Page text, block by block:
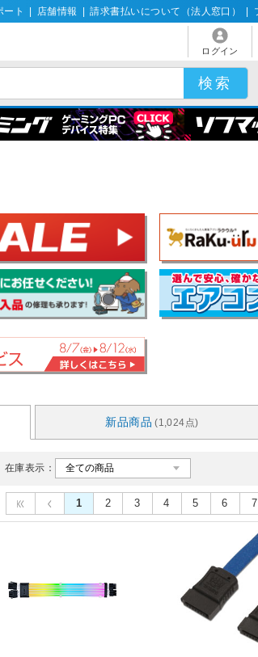
ート 店舗情報 請求書払いについて（法人窓口）
ログイン
新品商品 (1,024点)
在庫表示：
1 2 3 4 5 6 7